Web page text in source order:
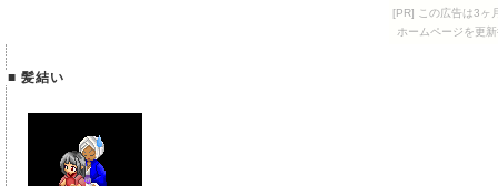
[PR] この広告は3ヶ
ホームページを更
■ 髪結い